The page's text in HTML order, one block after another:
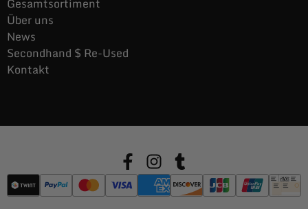
Gesamtsortiment
Über uns
News
Secondhand $ Re-Used
Kontakt